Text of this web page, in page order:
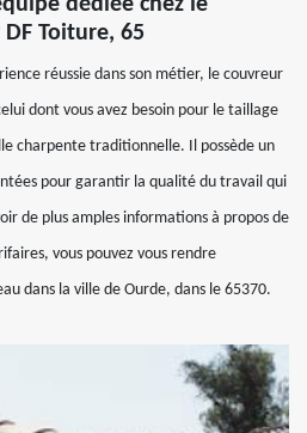
dédiée chez le
Toiture, 65
réussie dans son métier, le couvreur
dont vous avez besoin pour le taillage
charpente traditionnelle. Il possède un
pour garantir la qualité du travail qui
de plus amples informations à propos de
vous pouvez vous rendre
dans la ville de Ourde, dans le 65370.